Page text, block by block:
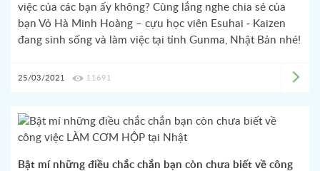
việc của các bạn ấy không? Cùng lắng nghe chia sẻ của
bạn Vỏ Hà Minh Hoàng – cựu học viên Esuhai - Kaizen
đang sinh sống và làm việc tại tỉnh Gunma, Nhật Bản nhé!
25/03/2021 11691
Bật mí những điều chắc chắn bạn còn chưa biết về công